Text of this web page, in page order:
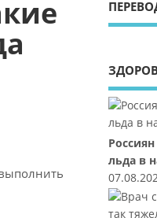
льда в